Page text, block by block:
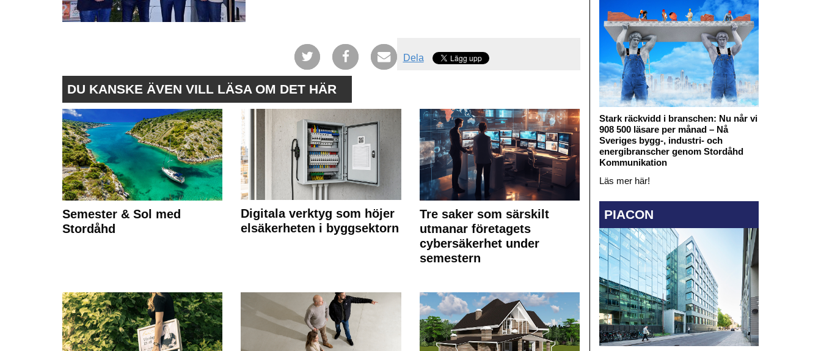
Dela
DU KANSKE ÄVEN VILL LÄSA OM DET HÄR
Semester & Sol med
Stordåhd
Digitala verktyg som höjer
elsäkerheten i byggsektorn
Tre saker som särskilt
utmanar företagets
cybersäkerhet under
semestern
Stark räckvidd i branschen: Nu når vi
908 500 läsare per månad – Nå
Sveriges bygg-, industri- och
energibranscher genom Stordåhd
Kommunikation
Läs mer här!
PIACON